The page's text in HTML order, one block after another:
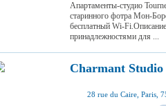
Апартаменты-студио
старинного фотра Мон-
бесплатный Wi-
принадлежностями для ...
Charmant
28 rue du Caire, Paris,